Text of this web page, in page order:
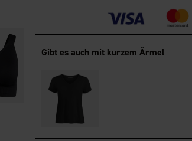
Gibt es auch mit kurzem Ärmel